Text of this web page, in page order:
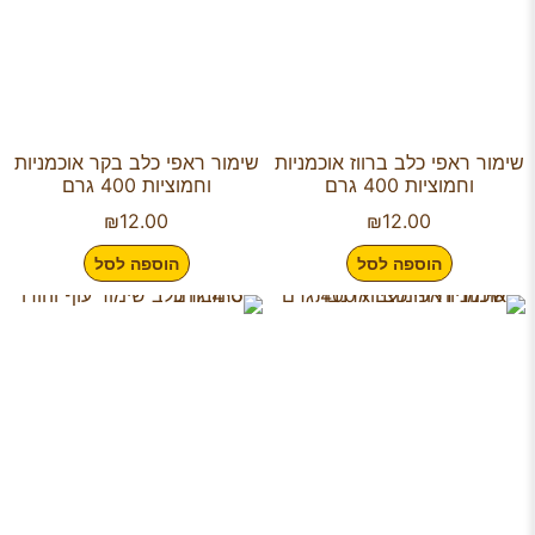
שימור ראפי כלב ברווז אוכמניות
וחמוציות 400 גרם
₪12.00
הוספה לסל
שימור ראפי כלב בקר אוכמניות
וחמוציות 400 גרם
₪12.00
הוספה לסל